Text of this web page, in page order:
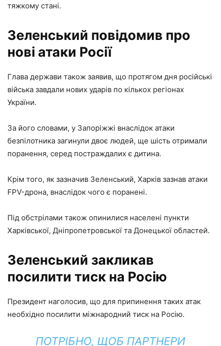
тяжкому стані.
Зеленський повідомив про
нові атаки Росії
Глава держави також заявив, що протягом дня російські
війська завдали нових ударів по кількох регіонах
України.
За його словами, у Запоріжжі внаслідок атаки
безпілотника загинули двоє людей, ще шість отримали
поранення, серед постраждалих є дитина.
Крім того, як зазначив Зеленський, Харків зазнав атаки
FPV-дрона, внаслідок чого є поранені.
Під обстрілами також опинилися населені пункти
Харківської, Дніпропетровської та Донецької областей.
Зеленський закликав
посилити тиск на Росію
Президент наголосив, що для припинення таких атак
необхідно посилити міжнародний тиск на Росію.
ПОТРІБНО, ЩОБ ПАРТНЕРИ